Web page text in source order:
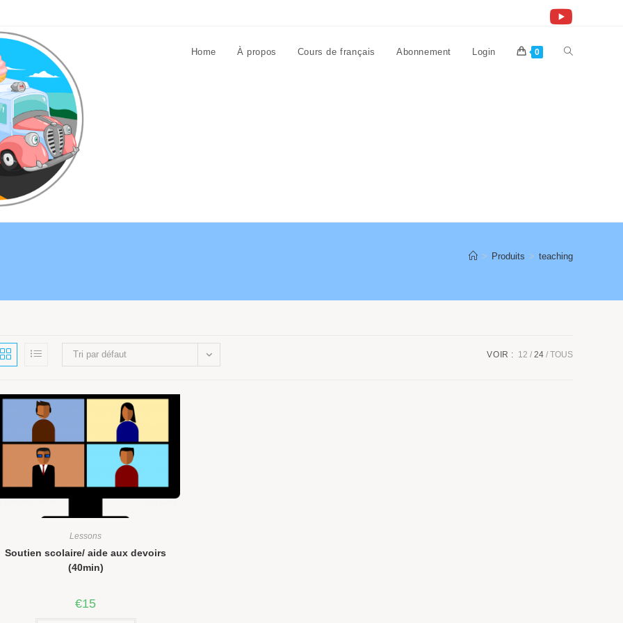
Home À propos Cours de français Abonnement Login 0 Toggle
> Produits > teaching
Tri par défaut VOIR : 12 24 TOUS
Lessons
Soutien scolaire/ aide aux devoirs
(40min)
€15